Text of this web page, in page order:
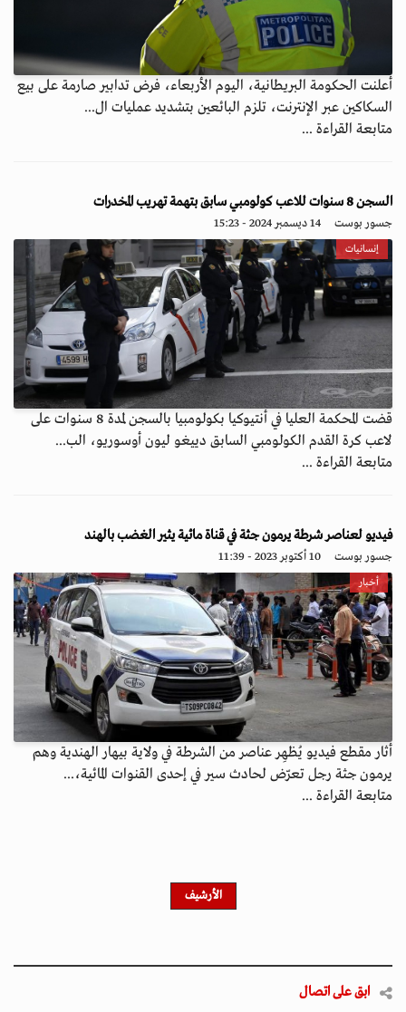
أعلنت الحكومة البريطانية، اليوم الأربعاء، فرض تدابير صارمة على بيع
السكاكين عبر الإنترنت، تلزم البائعين بتشديد عمليات ال...
متابعة القراءة ...
السجن 8 سنوات للاعب كولومبي سابق بتهمة تهريب المخدرات
جسور بوست 14 ديسمبر 2024 - 15:23
إنسانيات
قضت المحكمة العليا في أنتيوكيا بكولومبيا بالسجن لمدة 8 سنوات على
لاعب كرة القدم الكولومبي السابق دييغو ليون أوسوريو، الب...
متابعة القراءة ...
فيديو لعناصر شرطة يرمون جثة في قناة مائية يثير الغضب بالهند
جسور بوست 10 أكتوبر 2023 - 11:39
أخبار
أثار مقطع فيديو يُظهِر عناصر من الشرطة في ولاية بيهار الهندية وهم
يرمون جثة رجل تعرّض لحادث سير في إحدى القنوات المائية،...
متابعة القراءة ...
الأرشيف
ابق على اتصال